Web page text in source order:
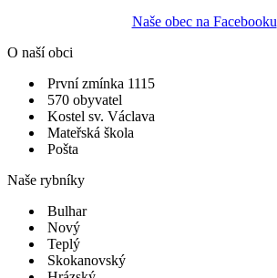
Naše obec na Facebooku
O naší obci
První zmínka 1115
570 obyvatel
Kostel sv. Václava
Mateřská škola
Pošta
Naše rybníky
Bulhar
Nový
Teplý
Skokanovský